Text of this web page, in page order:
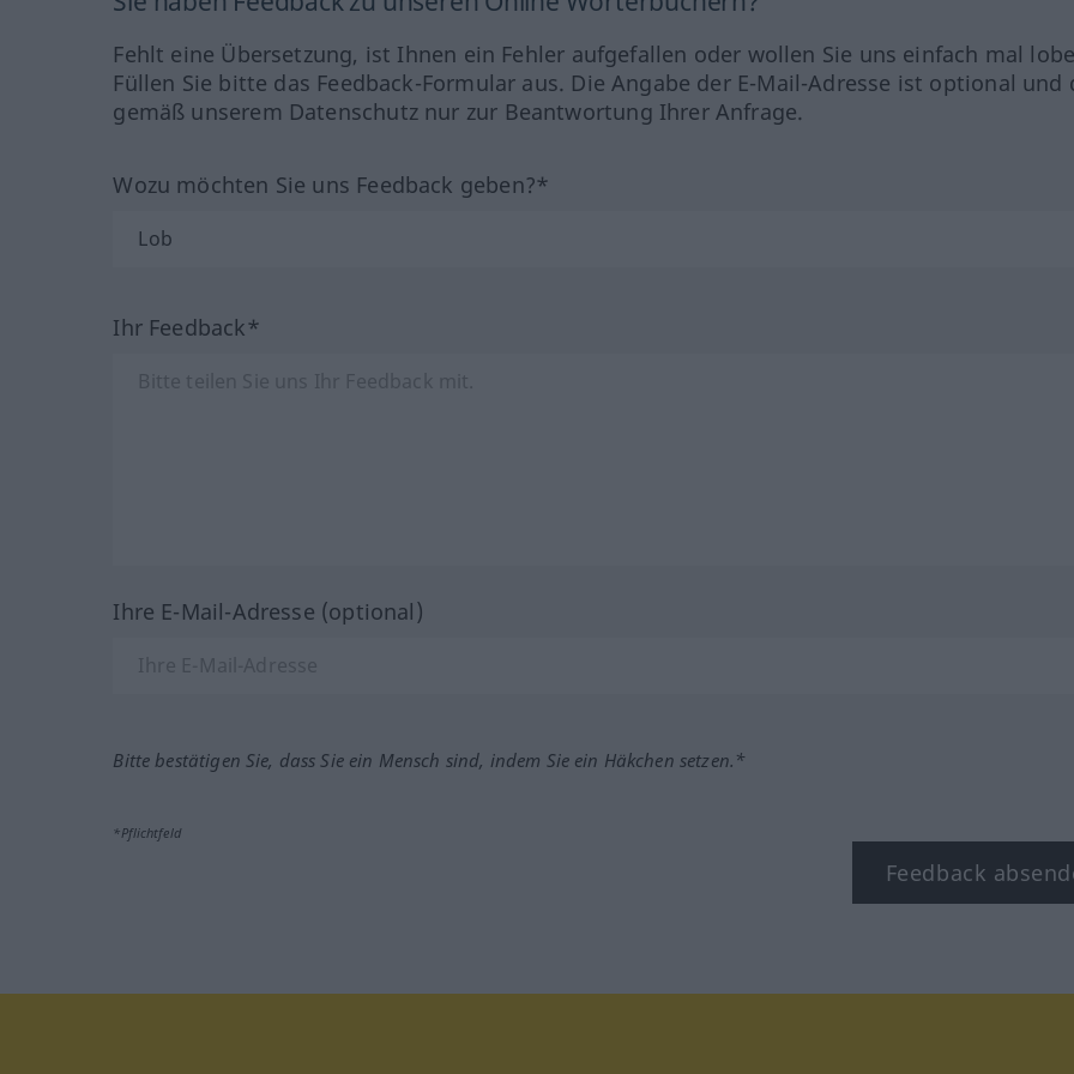
Fehlt eine Übersetzung, ist Ihnen ein Fehler aufgefallen oder wollen Sie uns einfach mal
Füllen Sie bitte das Feedback-Formular aus. Die Angabe der E-Mail-Adresse ist optional und
gemäß unserem Datenschutz nur zur Beantwortung Ihrer Anfrage.
Wozu möchten Sie uns Feedback geben?*
Ihr Feedback*
Ihre E-Mail-Adresse (optional)
Bitte bestätigen Sie, dass Sie ein Mensch sind, indem Sie ein Häkchen setzen.*
*Pflichtfeld
Feedback